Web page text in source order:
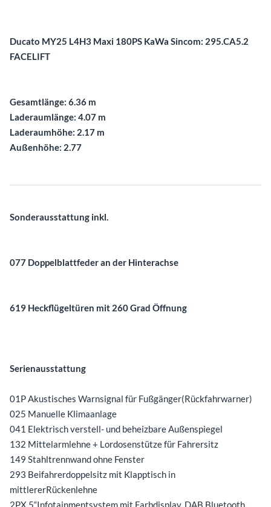
Ducato MY25 L4H3 Maxi 180PS KaWa Sincom: 295.CA5.2
FACELIFT
Gesamtlänge: 6.36 m
Laderaumlänge: 4.07 m
Laderaumhöhe: 2.17 m
Außenhöhe: 2.77
Sonderausstattung inkl.
077 Doppelblattfeder an der Hinterachse
619 Heckflügeltüren mit 260 Grad Öffnung
Serienausstattung
01P Akustisches Warnsignal für Fußgänger(Rückfahrwarner)
025 Manuelle Klimaanlage
041 Elektrisch verstell- und beheizbare Außenspiegel
132 Mittelarmlehne + Lordosenstütze für Fahrersitz
149 Stahltrennwand ohne Fenster
293 Beifahrerdoppelsitz mit Klapptisch in
mittlererRückenlehne
2PX 5“Infotainmentsystem mit Farbdisplay, DAB,Bluetooth